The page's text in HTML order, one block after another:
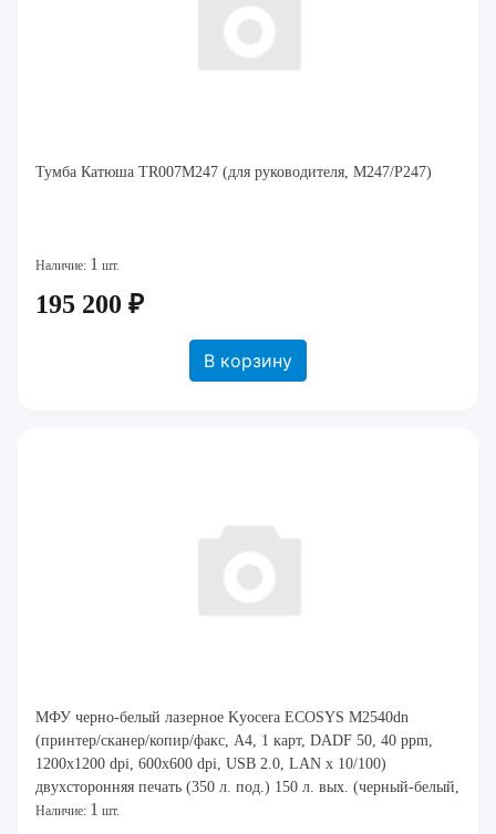
Тумба Катюша TR007M247 (для руководителя, M247/P247)
Наличие: 1 шт.
195 200 ₽
В корзину
МФУ черно-белый лазерное Kyocera ECOSYS M2540dn
(принтер/сканер/копир/факс, A4, 1 карт, DADF 50, 40 ppm,
1200x1200 dpi, 600x600 dpi, USB 2.0, LAN x 10/100)
двухсторонняя печать (350 л. под.) 150 л. вых. (черный-белый,
512 MB, печать с USB, скан на USB, в
Наличие: 1 шт.